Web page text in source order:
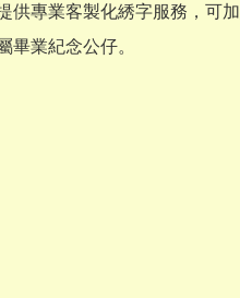
供專業客製化綉字服務，可
畢業紀念公仔。